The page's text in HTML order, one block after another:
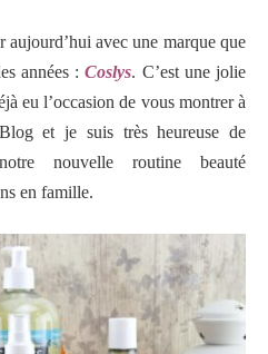
aujourd’hui avec une marque que
années :Coslys. C’est une jolie
eu l’occasion de vous montrer à
et je suis très heureuse de
nouvelle routine beauté
en famille.